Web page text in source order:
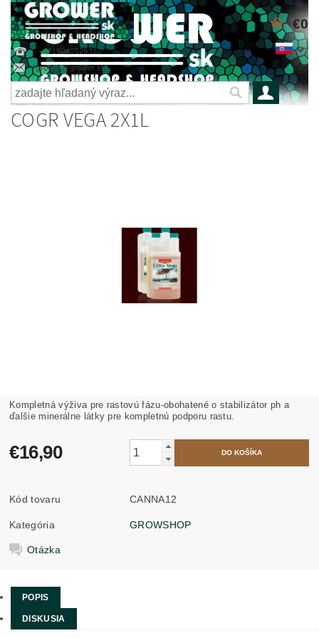
+421904052931
grower@grower.sk
€0
COGR VEGA 2X1L
Kompletná výživa pre rastovú fázu-obohatené o stabilizátor ph a
ďalšie minerálne látky pre kompletnú podporu rastu.
€16,90
Kód tovaru CANNA12
Kategória GROWSHOP
Otázka
POPIS
DISKUSIA